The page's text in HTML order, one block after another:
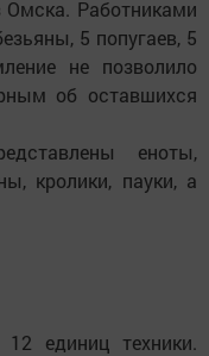
Омска. Работниками
5 попугаев, 5
не позволило
об оставшихся
еноты,
кролики, пауки, а
единиц техники.